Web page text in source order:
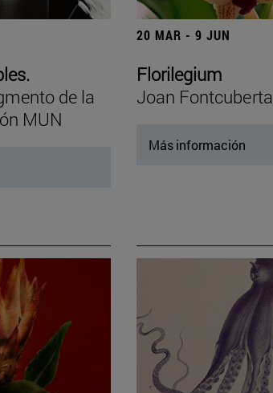
de la
MUN
20 MAR - 9 JUN
Florilegium
Joan Fontcuberta
Más información